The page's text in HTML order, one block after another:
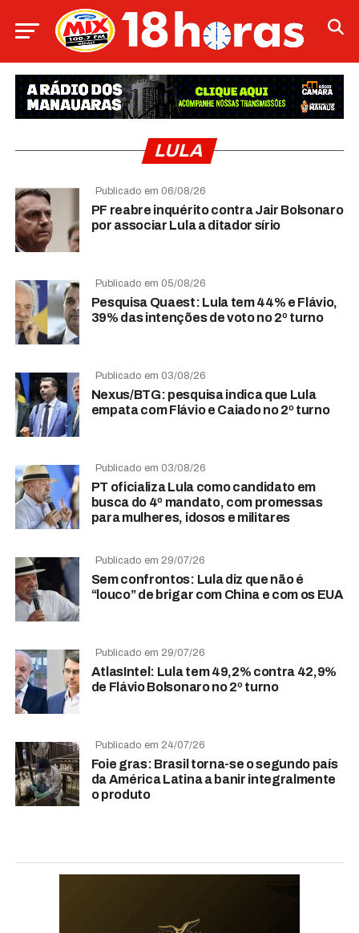
LULA
Publicado em 06/08/26
PF reabre inquérito contra Jair Bolsonaro
por associar Lula a ditador sírio
Publicado em 05/08/26
Pesquisa Quaest: Lula tem 44% e Flávio,
39% das intenções de voto no 2º turno
Publicado em 03/08/26
Nexus/BTG: pesquisa indica que Lula
empata com Flávio e Caiado no 2º turno
Publicado em 03/08/26
PT oficializa Lula como candidato em
busca do 4º mandato, com promessas
para mulheres, idosos e militares
Publicado em 29/07/26
Sem confrontos: Lula diz que não é
“louco” de brigar com China e com os EUA
Publicado em 29/07/26
AtlasIntel: Lula tem 49,2% contra 42,9%
de Flávio Bolsonaro no 2º turno
Publicado em 24/07/26
Foie gras: Brasil torna-se o segundo país
da América Latina a banir integralmente
o produto